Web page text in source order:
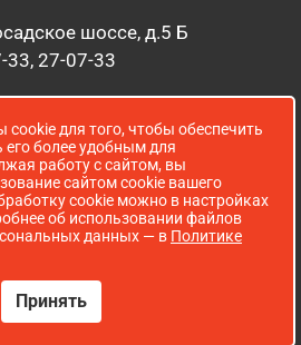
шоссе, д.5 Б
33, 27-07-33
8:00 до 16:00
д. 52 А
с 8:00 до 18:00
Сопровождение сайта WebStroy
cookie для того, чтобы обеспечить
его более удобным для
работу с сайтом, вы
сайтом cookie вашего
cookie можно в настройках
об использовании файлов
данных — в Политике
Принять